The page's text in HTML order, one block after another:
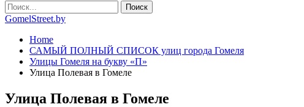
GomelStreet.by
Home
САМЫЙ ПОЛНЫЙ СПИСОК улиц города Гомеля
Улицы Гомеля на букву «П»
Улица Полевая в Гомеле
Улица Полевая в Гомеле